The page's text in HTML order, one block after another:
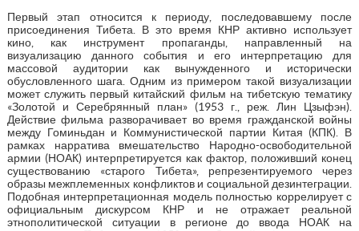
Первый этап относится к периоду, последовавшему после
присоединения Тибета. В это время КНР активно использует
кино, как инструмент пропаганды, направленный на
визуализацию данного события и его интерпретацию для
массовой аудитории как вынужденного и исторически
обусловленного шага. Одним из примером такой визуализации
может служить первый китайский фильм на тибетскую тематику
«Золотой и Серебрянный план» (1953 г., реж. Лин Цзыфэн).
Действие фильма разворачивает во время гражданской войны
между Гоминьдан и Коммунистической партии Китая (КПК). В
рамках нарратива вмешательство Народно-освободительной
армии (НОАК) интерпретируется как фактор, положивший конец
существованию «старого Тибета», репрезентируемого через
образы межплеменных конфликтов и социальной дезинтеграции.
Подобная интерпретационная модель полностью коррелирует с
официальным дискурсом КНР и не отражает реальной
этнополитической ситуации в регионе до ввода НОАК на